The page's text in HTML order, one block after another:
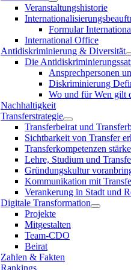
Veranstaltungshistorie
Formular
International Office
Antidiskriminierung & Diversität
Die
Ansprechpersonen
Diskriminierung
Wo und für Wen gilt
Nachhaltigkeit
Transferstrategie
Transferbeirat und
Sichtbarkeit von Transfer
Transferkompetenzen
Lehre, Studium und
Gründungskultur
Kommunikation mit
Verankerung in Stadt und
Digitale Transformation
Projekte
Mitgestalten
Team-CDO
Beirat
Zahlen & Fakten
Rankings